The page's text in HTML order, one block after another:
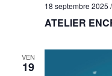
ATELIER
18 septembre 2025
VEN
19